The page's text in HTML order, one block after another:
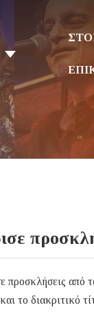
από
διακριτικό